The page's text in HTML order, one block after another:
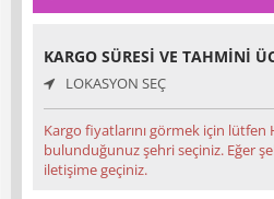
KARGO SÜRESI VE TAHMINI
LOKASYON SEÇ
Kargo fiyatlarını görmek için
bulunduğunuz şehri seçiniz. Eğer
iletişime geçiniz.